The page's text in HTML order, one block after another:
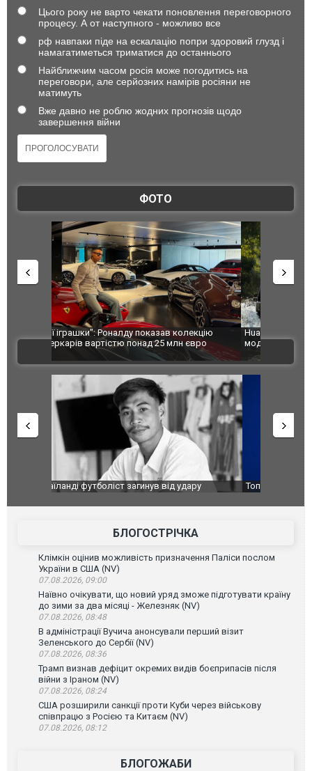
Цього року не варто чекати поновлення переговорного
процесу. А от наступного - можливо все
рф навпаки піде на ескалацію попри здоровий глузд і
намагатиметься триматися до останнього
Найближчим часом росія може погодитись на
переговори, але серйозних намірів росіяни не
матимуть
Вже давно не роблю жодних прогнозів щодо
завершення війни
ФОТО
Huawei виходить на ринок позашляховиків з
моделлю Stelato G9. ФОТО
Росія
ВІДЕО
Топпосадовцю Повітряних Сил вручили нову
Сили
атаку.
БЛОГОСТРІЧКА
Клімкін оцінив можливість призначення Паліси послом
України в США (NV)
07.08.2026, 09:00
Наївно очікувати, що новий уряд зможе підготувати країну
до зими за два місяці - Железняк (NV)
07.08.2026, 08:48
В адміністрації Вучича анонсували перший візит
Зеленського до Сербії (NV)
07.08.2026, 08:36
Трамп визнав дефіцит окремих видів боєприпасів після
війни з Іраном (NV)
07.08.2026, 08:24
США розширили санкції проти Куби через військову
співпрацю з Росією та Китаєм (NV)
07.08.2026, 08:12
БЛОГОЖАБИ